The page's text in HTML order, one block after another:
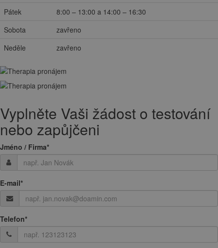
Pátek
8:00 – 13:00 a 14:00 – 16:30
Sobota
zavřeno
Neděle
zavřeno
Vyplněte Vaši žádost o testování
nebo zapůjčeni
Jméno / Firma*
E-mail*
Telefon*